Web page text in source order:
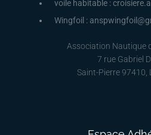
voile habitable :
Wingfoil :
Association Nautique
7 rue Gabriel
Saint-Pierre 97410,